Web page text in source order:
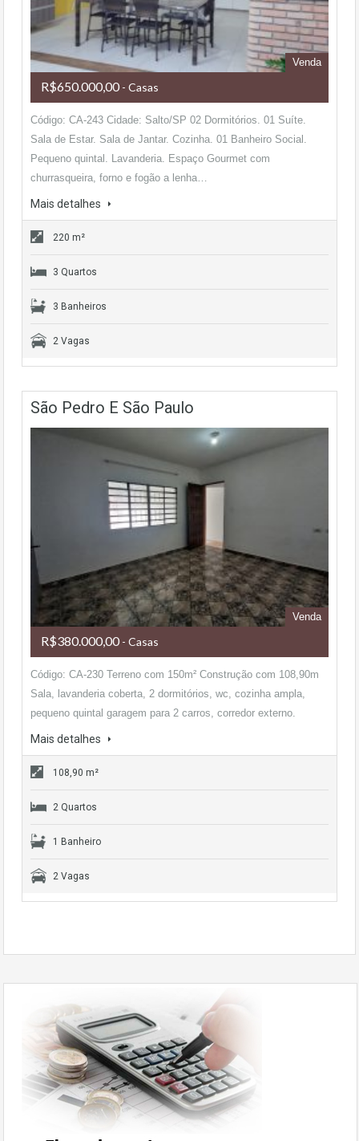
Venda
R$650.000,00 - Casas
Código: CA-243 Cidade: Salto/SP 02 Dormitórios. 01 Suíte.
Sala de Estar. Sala de Jantar. Cozinha. 01 Banheiro Social.
Pequeno quintal. Lavanderia. Espaço Gourmet com
churrasqueira, forno e fogão a lenha…
Mais detalhes
220 m²
3 Quartos
3 Banheiros
2 Vagas
São Pedro E São Paulo
Venda
R$380.000,00 - Casas
Código: CA-230 Terreno com 150m² Construção com 108,90m
Sala, lavanderia coberta, 2 dormitórios, wc, cozinha ampla,
pequeno quintal garagem para 2 carros, corredor externo.
Mais detalhes
108,90 m²
2 Quartos
1 Banheiro
2 Vagas